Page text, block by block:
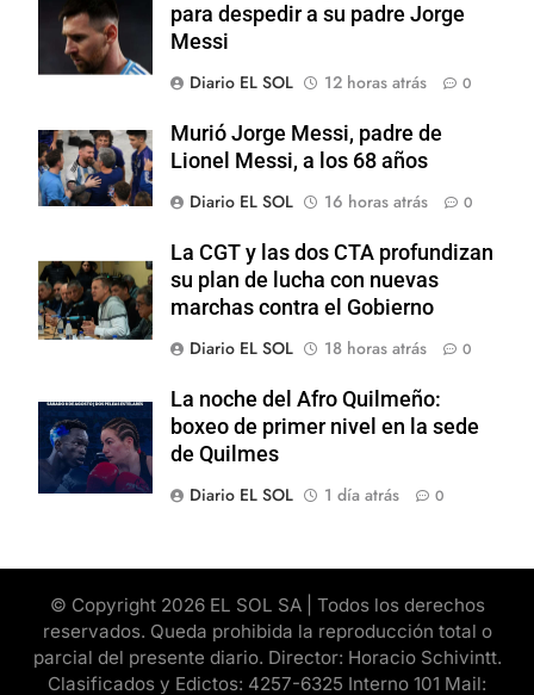
para despedir a su padre Jorge
Messi
Diario EL SOL
12 horas atrás 0
Murió Jorge Messi, padre de
Lionel Messi, a los 68 años
Diario EL SOL
16 horas atrás 0
La CGT y las dos CTA profundizan
su plan de lucha con nuevas
marchas contra el Gobierno
Diario EL SOL
18 horas atrás 0
La noche del Afro Quilmeño:
boxeo de primer nivel en la sede
de Quilmes
Diario EL SOL
1 día atrás 0
© Copyright 2026 EL SOL SA | Todos los derechos
reservados. Queda prohibida la reproducción total o
parcial del presente diario. Director: Horacio Schivintt.
Clasificados y Edictos: 4257-6325 Interno 101 Mail: